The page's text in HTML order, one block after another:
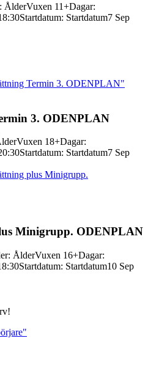
: ÅlderVuxen 11+Dagar:
Startdatum: Startdatum7 Sep
Termin 3. ODENPLAN"
3. ODENPLAN
Vuxen 18+Dagar:
Startdatum: Startdatum7 Sep
plus Minigrupp.
Minigrupp. ODENPLAN
: ÅlderVuxen 16+Dagar:
Startdatum: Startdatum10 Sep